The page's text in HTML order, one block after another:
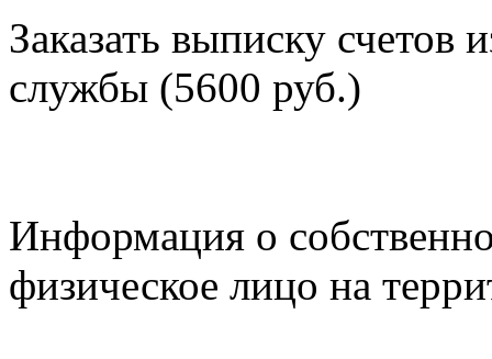
Заказать выписку счетов
службы (5600 руб.)
Информация о
физическое лицо на